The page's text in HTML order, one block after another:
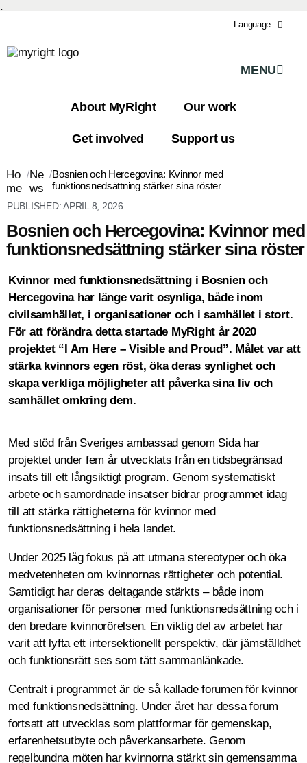
.
Language
MENU
About MyRight Our work
Get involved Support us
Ho
me
/Ne
ws
/Bosnien och Hercegovina: Kvinnor med
funktionsnedsättning stärker sina röster
PUBLISHED: APRIL 8, 2026
Bosnien och Hercegovina: Kvinnor med
funktionsnedsättning stärker sina röster
Kvinnor med funktionsnedsättning i Bosnien och
Hercegovina har länge varit osynliga, både inom
civilsamhället, i organisationer och i samhället i stort.
För att förändra detta startade MyRight år 2020
projektet “I Am Here – Visible and Proud”. Målet var att
stärka kvinnors egen röst, öka deras synlighet och
skapa verkliga möjligheter att påverka sina liv och
samhället omkring dem.
Med stöd från Sveriges ambassad genom Sida har
projektet under fem år utvecklats från en tidsbegränsad
insats till ett långsiktigt program. Genom systematiskt
arbete och samordnade insatser bidrar programmet idag
till att stärka rättigheterna för kvinnor med
funktionsnedsättning i hela landet.
Under 2025 låg fokus på att utmana stereotyper och öka
medvetenheten om kvinnornas rättigheter och potential.
Samtidigt har deras deltagande stärkts – både inom
organisationer för personer med funktionsnedsättning och i
den bredare kvinnorörelsen. En viktig del av arbetet har
varit att lyfta ett intersektionellt perspektiv, där jämställdhet
och funktionsrätt ses som tätt sammanlänkade.
Centralt i programmet är de så kallade forumen för kvinnor
med funktionsnedsättning. Under året har dessa forum
fortsatt att utvecklas som plattformar för gemenskap,
erfarenhetsutbyte och påverkansarbete. Genom
regelbundna möten har kvinnorna stärkt sin gemensamma